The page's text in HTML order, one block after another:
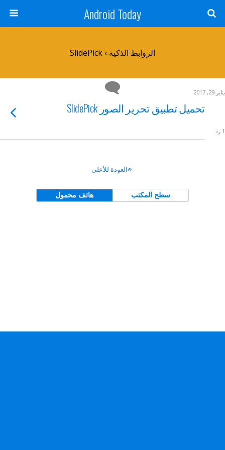
Android Today
الروابط الذكية › SlidePick
يناير 29, 2017
تحميل تطبيق تحرير الصور SlidePick
1 رد
العودة للأعلى
هاتف محمول سطح المكتب